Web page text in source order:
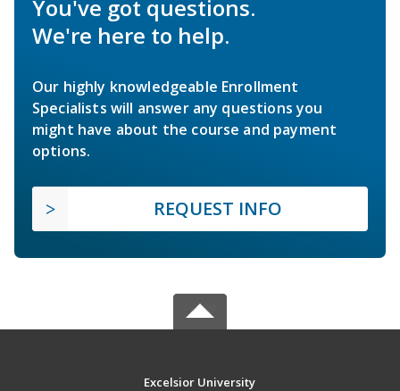
You've got questions.
We're here to help.
Our highly knowledgeable Enrollment
Specialists will answer any questions you
might have about the course and payment
options.
REQUEST INFO
Excelsior University